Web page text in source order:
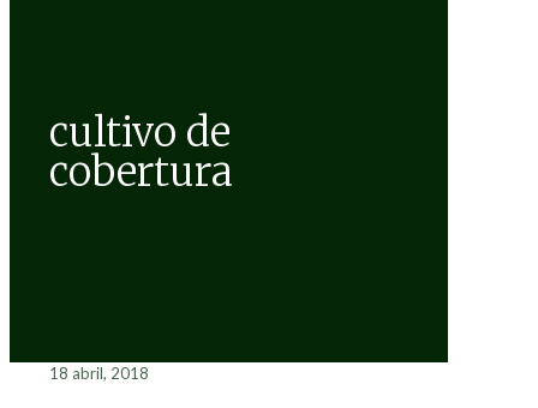
cultivo de
cobertura
18 abril, 2018